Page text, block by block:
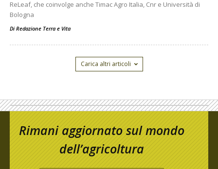
ReLeaf, che coinvolge anche Timac Agro Italia, Cnr e Università di
Bologna
Di Redazione Terra e Vita
Carica altri articoli
Rimani aggiornato sul mondo
dell’agricoltura